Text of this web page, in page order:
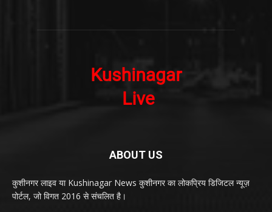
ABOUT US
कुशीनगर लाइव या Kushinagar News कुशीनगर का लोकप्रिय डिजिटल न्यूज़
पोर्टल, जो विगत 2016 से संचलित है।